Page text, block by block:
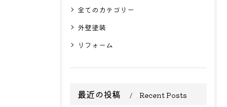
全てのカテゴリー
外壁塗装
リフォーム
最近の投稿 Recent Posts